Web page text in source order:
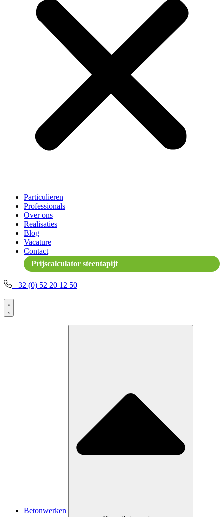
Particulieren
Professionals
Over ons
Realisaties
Blog
Vacature
Contact
Prijscalculator steentapijt
+32 (0) 52 20 12 50
Betonwerken